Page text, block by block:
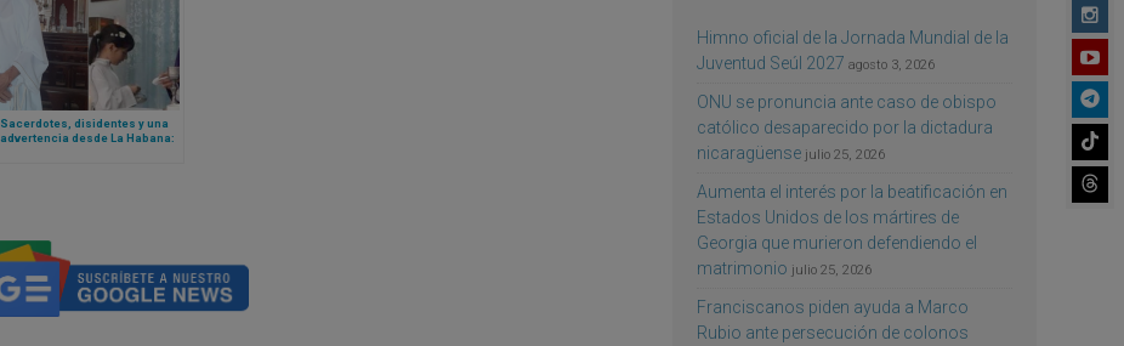
Sacerdotes, disidentes y una
advertencia desde La Habana:
Himno oficial de la Jornada Mundial de la
Juventud Seúl 2027 agosto 3, 2026
ONU se pronuncia ante caso de obispo
católico desaparecido por la dictadura
nicaragüense julio 25, 2026
Aumenta el interés por la beatificación en
Estados Unidos de los mártires de
Georgia que murieron defendiendo el
matrimonio julio 25, 2026
Franciscanos piden ayuda a Marco
Rubio ante persecución de colonos